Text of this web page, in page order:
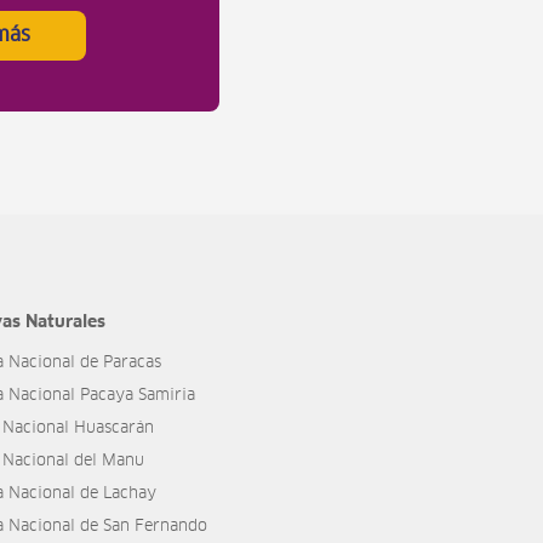
Naturales
Nacional de Paracas
Nacional Pacaya Samiria
Huascarán
Nacional del Manu
Nacional de Lachay
Nacional de San Fernando